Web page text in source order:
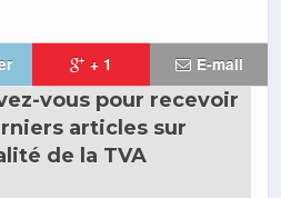
+ 1 E-mail
vous pour recevoir
articles sur
de la TVA